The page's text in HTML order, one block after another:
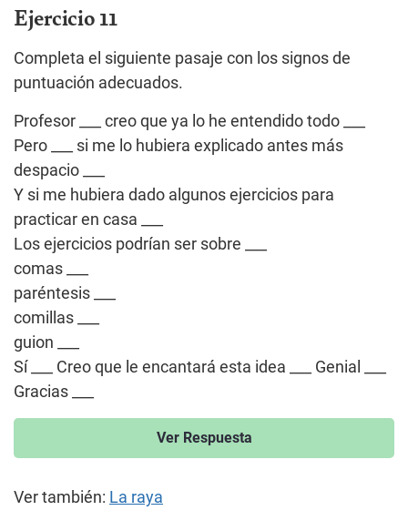
Ejercicio 11
Completa el siguiente pasaje con los signos de
puntuación adecuados.
Profesor ___ creo que ya lo he entendido todo ___
Pero ___ si me lo hubiera explicado antes más
despacio ___
Y si me hubiera dado algunos ejercicios para
practicar en casa ___
Los ejercicios podrían ser sobre ___
comas ___
paréntesis ___
comillas ___
guion ___
Sí ___ Creo que le encantará esta idea ___ Genial ___
Gracias ___
Ver Respuesta
Ver también: La raya